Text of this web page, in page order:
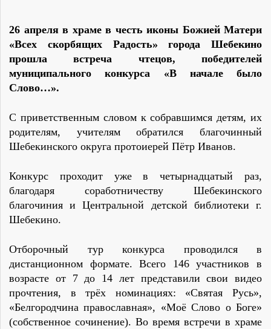
26 апреля в храме в честь иконы Божией Матери
«Всех скорбящих Радость» города Шебекино
прошла встреча чтецов, победителей
муниципального конкурса «В начале было
Слово…».
С приветственным словом к собравшимся детям, их
родителям, учителям обратился благочинный
Шебекинского округа протоиерей Пётр Иванов.
Конкурс проходит уже в четырнадцатый раз,
благодаря соработничеству Шебекинского
благочиния и Центральной детской библиотеки г.
Шебекино.
Отборочный тур конкурса проводился в
дистанционном формате. Всего 146 участников в
возрасте от 7 до 14 лет представили свои видео
прочтения, в трёх номинациях: «Святая Русь»,
«Белгородчина православная», «Моё Слово о Боге»
(собственное сочинение). Во время встречи в храме